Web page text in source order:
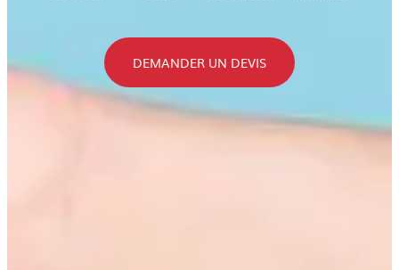
DEMANDER UN DEVIS